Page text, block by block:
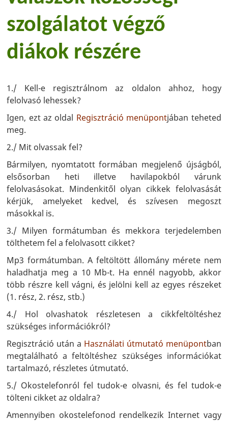
szolgálatot végző
diákok részére
1./ Kell-e regisztrálnom az oldalon ahhoz, hogy
felolvasó lehessek?
Igen, ezt az oldal Regisztráció menüpontjában teheted
meg.
2./ Mit olvassak fel?
Bármilyen, nyomtatott formában megjelenő újságból,
elsősorban heti illetve havilapokból várunk
felolvasásokat. Mindenkitől olyan cikkek felolvasását
kérjük, amelyeket kedvel, és szívesen megoszt
másokkal is.
3./ Milyen formátumban és mekkora terjedelemben
tölthetem fel a felolvasott cikket?
Mp3 formátumban. A feltöltött állomány mérete nem
haladhatja meg a 10 Mb-t. Ha ennél nagyobb, akkor
több részre kell vágni, és jelölni kell az egyes részeket
(1. rész, 2. rész, stb.)
4./ Hol olvashatok részletesen a cikkfeltöltéshez
szükséges információkról?
Regisztráció után a Használati útmutató menüpontban
megtalálható a feltöltéshez szükséges információkat
tartalmazó, részletes útmutató.
5./ Okostelefonról fel tudok-e olvasni, és fel tudok-e
tölteni cikket az oldalra?
Amennyiben okostelefonod rendelkezik Internet vagy